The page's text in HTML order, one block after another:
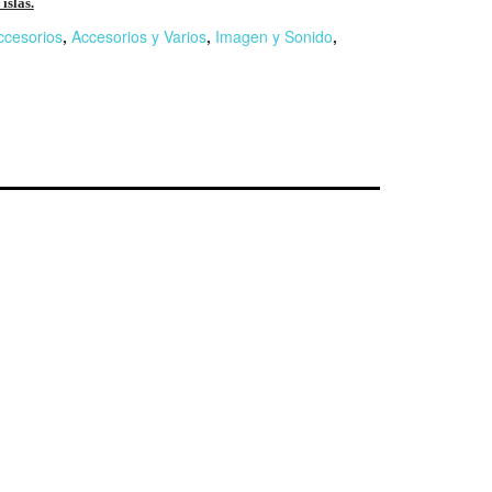
, Accesorios y Varios, Imagen y Sonido,